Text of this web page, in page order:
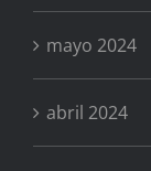
mayo 2024
abril 2024